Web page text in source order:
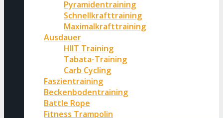
Pyramidentraining
Schnellkrafttraining
Maximalkrafttraining
Ausdauer
HIIT Training
Tabata-Training
Carb Cycling
Faszientraining
Beckenbodentraining
Battle Rope
Fitness Trampolin